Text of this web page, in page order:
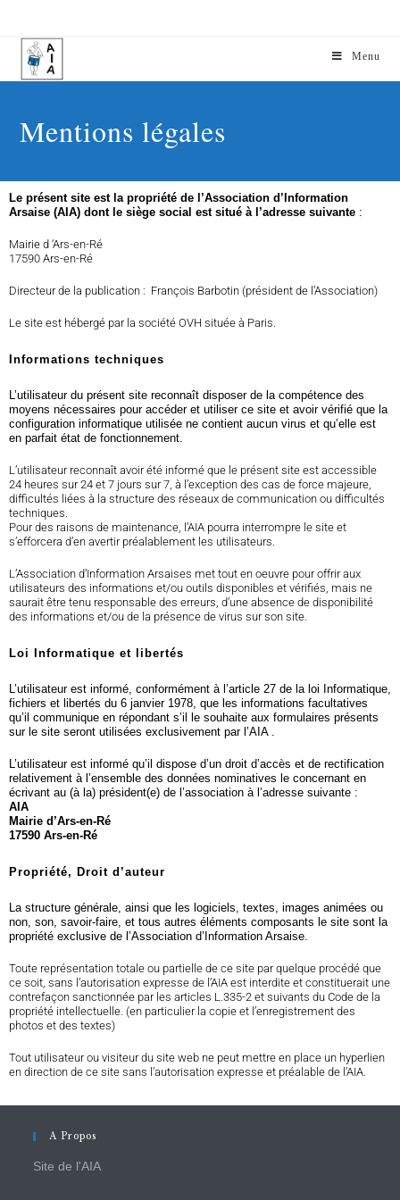
Menu
Mentions légales
Le présent site est la propriété de l’Association d’Information
Arsaise (AIA) dont le siège social est situé à l’adresse suivante :
Mairie d ‘Ars-en-Ré
17590 Ars-en-Ré
Directeur de la publication : François Barbotin (président de l’Association)
Le site est hébergé par la société OVH située à Paris.
Informations techniques
L’utilisateur du présent site reconnaît disposer de la compétence des
moyens nécessaires pour accéder et utiliser ce site et avoir vérifié que la
configuration informatique utilisée ne contient aucun virus et qu’elle est
en parfait état de fonctionnement.
L’utilisateur reconnaît avoir été informé que le présent site est accessible
24 heures sur 24 et 7 jours sur 7, à l’exception des cas de force majeure,
difficultés liées à la structure des réseaux de communication ou difficultés
techniques.
Pour des raisons de maintenance, l’AIA pourra interrompre le site et
s’efforcera d’en avertir préalablement les utilisateurs.
L’Association d’Information Arsaises met tout en oeuvre pour offrir aux
utilisateurs des informations et/ou outils disponibles et vérifiés, mais ne
saurait être tenu responsable des erreurs, d’une absence de disponibilité
des informations et/ou de la présence de virus sur son site.
Loi Informatique et libertés
L’utilisateur est informé, conformément à l’article 27 de la loi Informatique,
fichiers et libertés du 6 janvier 1978, que les informations facultatives
qu’il communique en répondant s’il le souhaite aux formulaires présents
sur le site seront utilisées exclusivement par l’AIA .
L’utilisateur est informé qu’il dispose d’un droit d’accès et de rectification
relativement à l’ensemble des données nominatives le concernant en
écrivant au (à la) président(e) de l’association à l’adresse suivante :
AIA
Mairie d’Ars-en-Ré
17590 Ars-en-Ré
Propriété, Droit d’auteur
La structure générale, ainsi que les logiciels, textes, images animées ou
non, son, savoir-faire, et tous autres éléments composants le site sont la
propriété exclusive de l’Association d’Information Arsaise.
Toute représentation totale ou partielle de ce site par quelque procédé que
ce soit, sans l’autorisation expresse de l’AIA est interdite et constituerait une
contrefaçon sanctionnée par les articles L.335-2 et suivants du Code de la
propriété intellectuelle. (en particulier la copie et l’enregistrement des
photos et des textes)
Tout utilisateur ou visiteur du site web ne peut mettre en place un hyperlien
en direction de ce site sans l’autorisation expresse et préalable de l’AIA.
A Propos
Site de l'AIA